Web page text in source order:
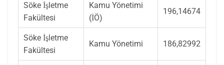
Söke İşletme
Fakültesi
Kamu Yönetimi
(İÖ)
196,14674
Söke İşletme
Fakültesi
Kamu Yönetimi 186,82992